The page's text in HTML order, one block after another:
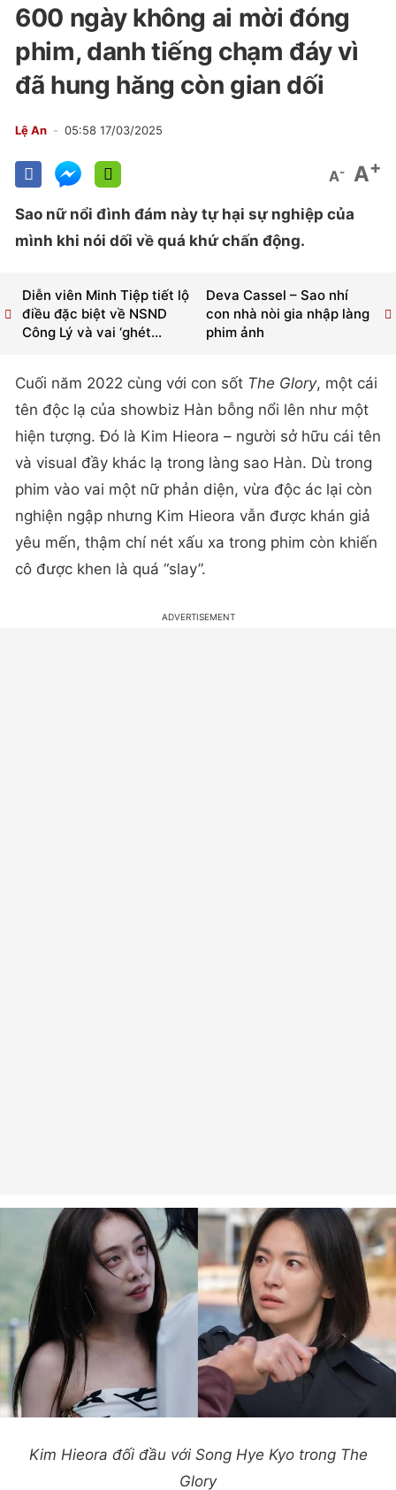
600 ngày không ai mời đóng
phim, danh tiếng chạm đáy vì
đã hung hăng còn gian dối
Lệ An 05:58 17/03/2025
A- A+
Sao nữ nổi đình đám này tự hại sự nghiệp của
mình khi nói dối về quá khứ chấn động.
Deva Cassel – Sao nhí
con nhà nòi gia nhập làng
phim ảnh
Diễn viên Minh Tiệp tiết lộ
điều đặc biệt về NSND
Công Lý và vai ‘ghét...
Cuối năm 2022 cùng với con sốt The Glory, một cái
tên độc lạ của showbiz Hàn bỗng nổi lên như một
hiện tượng. Đó là Kim Hieora – người sở hữu cái tên
và visual đầy khác lạ trong làng sao Hàn. Dù trong
phim vào vai một nữ phản diện, vừa độc ác lại còn
nghiện ngập nhưng Kim Hieora vẫn được khán giả
yêu mến, thậm chí nét xấu xa trong phim còn khiến
cô được khen là quá “slay”.
Kim Hieora đối đầu với Song Hye Kyo trong The
Glory